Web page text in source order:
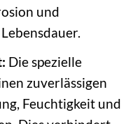
und
Die spezielle
zuverlässigen
Feuchtigkeit und